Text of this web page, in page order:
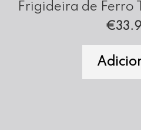
Frigideira de Ferro
€